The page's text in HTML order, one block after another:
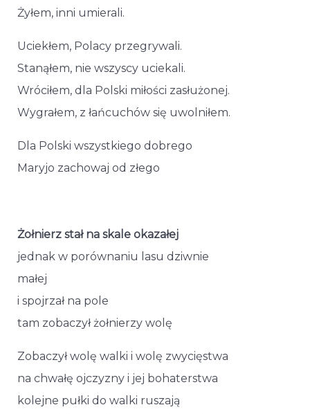
Żyłem, inni umierali.
Uciekłem, Polacy przegrywali.
Stanąłem, nie wszyscy uciekali.
Wróciłem, dla Polski miłości zasłużonej.
Wygrałem, z łańcuchów się uwolniłem.
Dla Polski wszystkiego dobrego
Maryjo zachowaj od złego
Żołnierz stał na skale okazałej
jednak w porównaniu lasu dziwnie
małej
i spojrzał na pole
tam zobaczył żołnierzy wolę
Zobaczył wolę walki i wolę zwycięstwa
na chwałę ojczyzny i jej bohaterstwa
kolejne pułki do walki ruszają